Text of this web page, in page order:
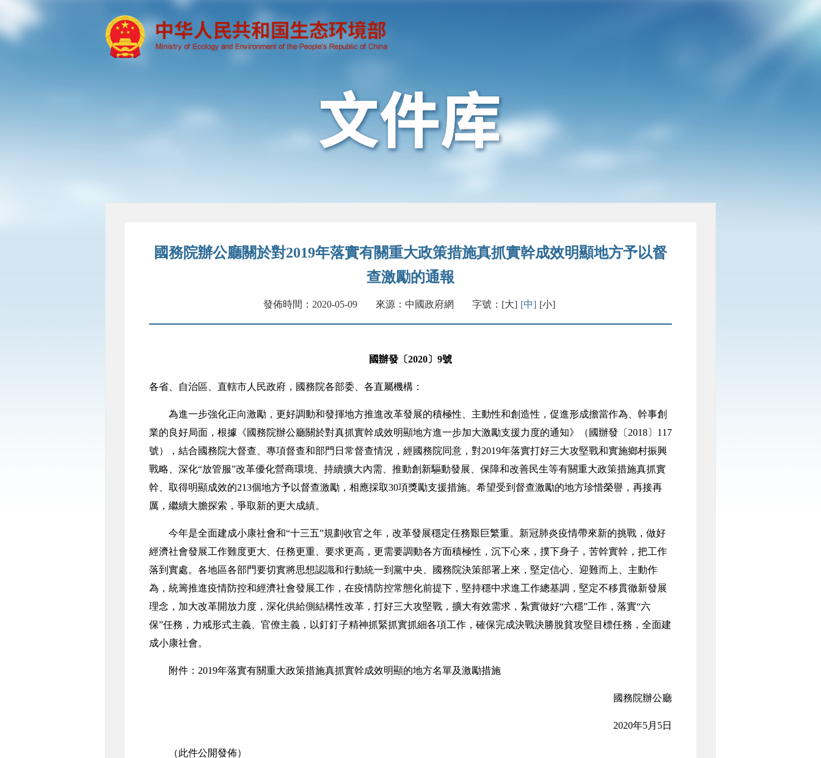
國務院辦公廳關於對2019年落實有關重大政策措施真抓實幹成效明顯地方予以督
查激勵的通報
發佈時間：2020-05-09 來源：中國政府網 字號： [大] [中] [小]
國辦發〔2020〕9號
各省、自治區、直轄市人民政府，國務院各部委、各直屬機構：
為進一步強化正向激勵，更好調動和發揮地方推進改革發展的積極性、主動性和創造性，促進形成擔當作為、幹事創
業的良好局面，根據《國務院辦公廳關於對真抓實幹成效明顯地方進一步加大激勵支援力度的通知》（國辦發〔2018〕117
號），結合國務院大督查、專項督查和部門日常督查情況，經國務院同意，對2019年落實打好三大攻堅戰和實施鄉村振興
戰略、深化“放管服”改革優化營商環境、持續擴大內需、推動創新驅動發展、保障和改善民生等有關重大政策措施真抓實
幹、取得明顯成效的213個地方予以督查激勵，相應採取30項獎勵支援措施。希望受到督查激勵的地方珍惜榮譽，再接再
厲，繼續大膽探索，爭取新的更大成績。
今年是全面建成小康社會和“十三五”規劃收官之年，改革發展穩定任務艱巨繁重。新冠肺炎疫情帶來新的挑戰，做好
經濟社會發展工作難度更大、任務更重、要求更高，更需要調動各方面積極性，沉下心來，撲下身子，苦幹實幹，把工作
落到實處。各地區各部門要切實將思想認識和行動統一到黨中央、國務院決策部署上來，堅定信心、迎難而上、主動作
為，統籌推進疫情防控和經濟社會發展工作，在疫情防控常態化前提下，堅持穩中求進工作總基調，堅定不移貫徹新發展
理念，加大改革開放力度，深化供給側結構性改革，打好三大攻堅戰，擴大有效需求，紮實做好“六穩”工作，落實“六
保”任務，力戒形式主義、官僚主義，以釘釘子精神抓緊抓實抓細各項工作，確保完成決戰決勝脫貧攻堅目標任務，全面建
成小康社會。
附件：2019年落實有關重大政策措施真抓實幹成效明顯的地方名單及激勵措施
國務院辦公廳
2020年5月5日
（此件公開發佈）